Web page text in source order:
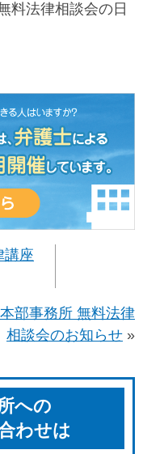
料法律相談会の日
講座
部事務所 無料法律
相談会のお知らせ »
への
わせは